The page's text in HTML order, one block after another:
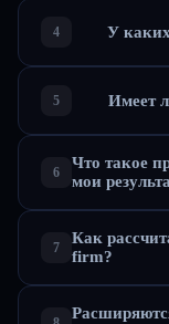
У
Имеет
Что такое
мои
Как
firm?